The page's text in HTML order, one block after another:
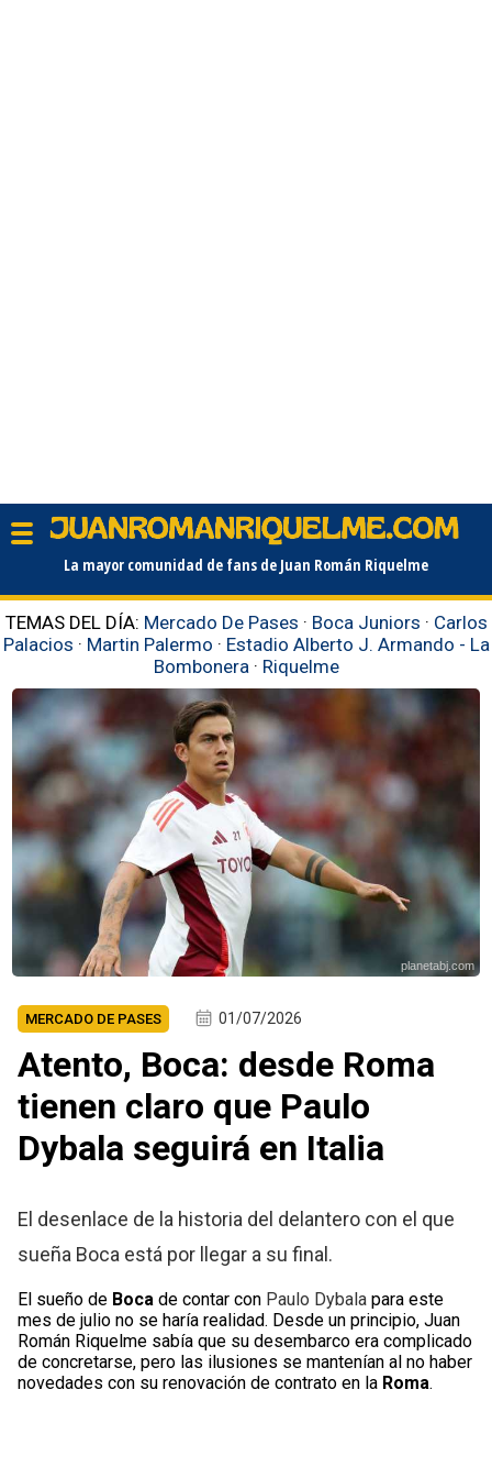
La mayor comunidad de fans de Juan Román Riquelme
TEMAS DEL DÍA: Mercado De Pases · Boca Juniors · Carlos
Palacios · Martin Palermo · Estadio Alberto J. Armando - La
Bombonera · Riquelme
planetabj.com
MERCADO DE PASES 01/07/2026
Atento, Boca: desde Roma
tienen claro que Paulo
Dybala seguirá en Italia
El desenlace de la historia del delantero con el que
sueña Boca está por llegar a su final.
El sueño de Boca de contar con Paulo Dybala para este
mes de julio no se haría realidad. Desde un principio, Juan
Román Riquelme sabía que su desembarco era complicado
de concretarse, pero las ilusiones se mantenían al no haber
novedades con su renovación de contrato en la Roma.